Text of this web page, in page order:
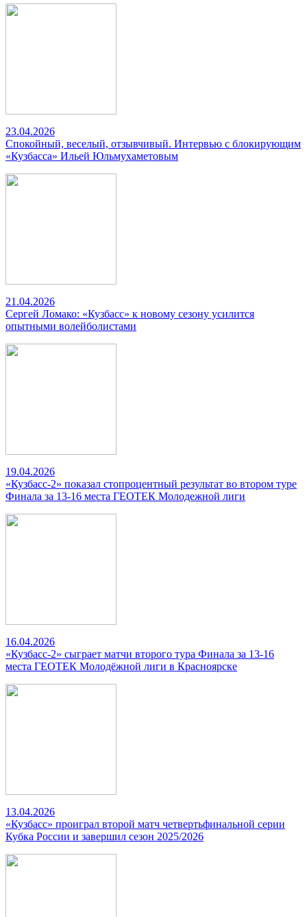
23.04.2026
Спокойный, веселый, отзывчивый. Интервью с блокирующим
«Кузбасса» Ильей Юльмухаметовым
21.04.2026
Сергей Ломако: «Кузбасс» к новому сезону усилится
опытными волейболистами
19.04.2026
«Кузбасс-2» показал стопроцентный результат во втором туре
Финала за 13-16 места ГЕОТЕК Молодежной лиги
16.04.2026
«Кузбасс-2» сыграет матчи второго тура Финала за 13-16
места ГЕОТЕК Молодёжной лиги в Красноярске
13.04.2026
«Кузбасс» проиграл второй матч четвертьфинальной серии
Кубка России и завершил сезон 2025/2026